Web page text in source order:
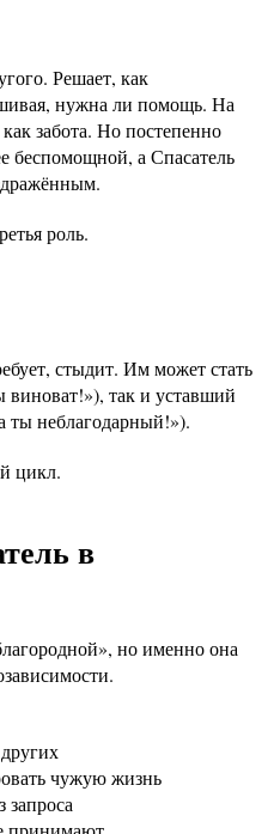
Решает, как
нужна ли помощь. На
забота. Но постепенно
беспомощной, а Спасатель
роль.
стыдит. Им может стать
так и уставший
ты неблагодарный!»).
цикл.
в
но именно она
чужую жизнь
запроса